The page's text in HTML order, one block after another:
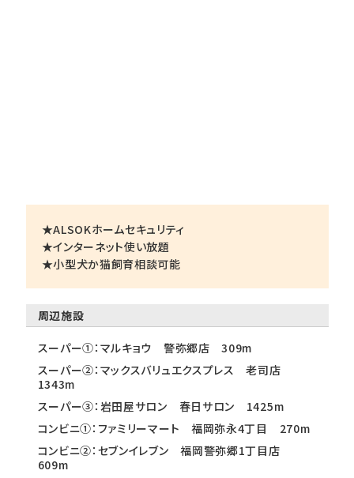
★ALSOKホームセキュリティ
★インターネット使い放題
★小型犬か猫飼育相談可能
周辺施設
スーパー①：マルキョウ 警弥郷店 309m
スーパー②：マックスバリュエクスプレス 老司店
1343m
スーパー③：岩田屋サロン 春日サロン 1425m
コンビニ①：ファミリーマート 福岡弥永4丁目 270m
コンビニ②：セブンイレブン 福岡警弥郷1丁目店
609m